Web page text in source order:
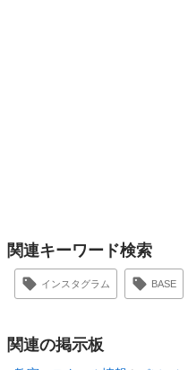
関連キーワード検索
インスタグラム BASE
関連の掲示板